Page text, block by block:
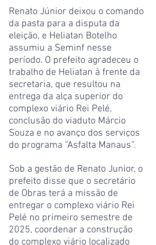
Renato Júnior deixou o comando
da pasta para a disputa da
eleição, e Heliatan Botelho
assumiu a Seminf nesse
período. O prefeito agradeceu o
trabalho de Heliatan à frente da
secretaria, que resultou na
entrega da alça superior do
complexo viário Rei Pelé,
conclusão do viaduto Márcio
Souza e no avanço dos serviços
do programa “Asfalta Manaus”.
Sob a gestão de Renato Junior, o
prefeito disse que o secretário
de Obras terá a missão de
entregar o complexo viário Rei
Pelé no primeiro semestre de
2025, coordenar a construção
do complexo viário localizado